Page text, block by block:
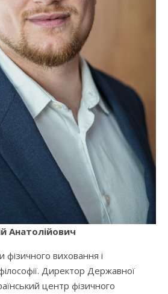
Анатолійович
виховання і
Директор Державної
центр фізичного